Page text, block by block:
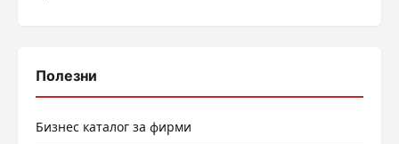
Полезни
Бизнес каталог за фирми